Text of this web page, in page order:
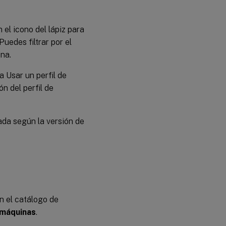
el icono del lápiz para
filtrar por el
Usar un perfil de
del perfil de
según la versión de
el catálogo de
.